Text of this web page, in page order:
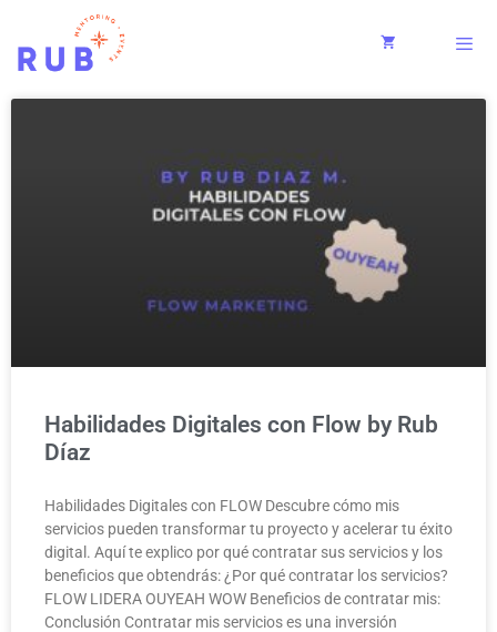
Habilidades Digitales con Flow by Rub
Díaz
Habilidades Digitales con FLOW Descubre cómo mis
servicios pueden transformar tu proyecto y acelerar tu éxito
digital. Aquí te explico por qué contratar sus servicios y los
beneficios que obtendrás: ¿Por qué contratar los servicios?
FLOW LIDERA OUYEAH WOW Beneficios de contratar mis:
Conclusión Contratar mis servicios es una inversión